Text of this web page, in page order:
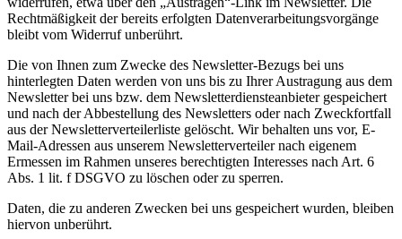
Rechtmäßigkeit der bereits erfolgten Datenverarbeitungsvorgänge
bleibt vom Widerruf unberührt.
Die von Ihnen zum Zwecke des Newsletter-Bezugs bei uns
hinterlegten Daten werden von uns bis zu Ihrer Austragung aus dem
Newsletter bei uns bzw. dem Newsletterdiensteanbieter gespeichert
und nach der Abbestellung des Newsletters oder nach Zweckfortfall
aus der Newsletterverteilerliste gelöscht. Wir behalten uns vor, E-
Mail-Adressen aus unserem Newsletterverteiler nach eigenem
Ermessen im Rahmen unseres berechtigten Interesses nach Art. 6
Abs. 1 lit. f DSGVO zu löschen oder zu sperren.
Daten, die zu anderen Zwecken bei uns gespeichert wurden, bleiben
hiervon unberührt.